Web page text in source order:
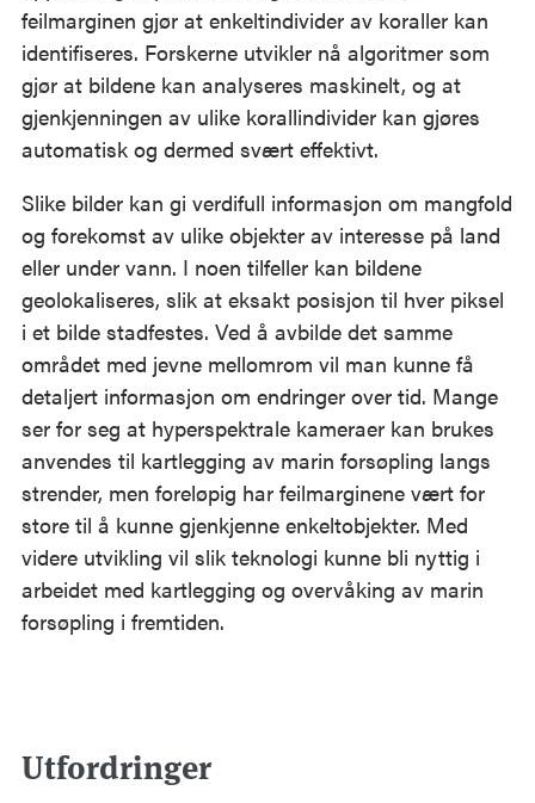
feilmarginen gjør at enkeltindivider av koraller kan
identifiseres. Forskerne utvikler nå algoritmer som
gjør at bildene kan analyseres maskinelt, og at
gjenkjenningen av ulike korallindivider kan gjøres
automatisk og dermed svært effektivt.
Slike bilder kan gi verdifull informasjon om mangfold
og forekomst av ulike objekter av interesse på land
eller under vann. I noen tilfeller kan bildene
geolokaliseres, slik at eksakt posisjon til hver piksel
i et bilde stadfestes. Ved å avbilde det samme
området med jevne mellomrom vil man kunne få
detaljert informasjon om endringer over tid. Mange
ser for seg at hyperspektrale kameraer kan brukes
anvendes til kartlegging av marin forsøpling langs
strender, men foreløpig har feilmarginene vært for
store til å kunne gjenkjenne enkeltobjekter. Med
videre utvikling vil slik teknologi kunne bli nyttig i
arbeidet med kartlegging og overvåking av marin
forsøpling i fremtiden.
Utfordringer